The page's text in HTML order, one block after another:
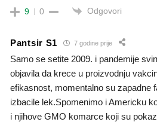
9 0 Odgovori
Pantsir S1 7 godine prije
Samo se setite 2009. i pandemije
objavila da krece u proizvodnju
efikasnost, momentalno su zapadne
izbacile lek.Spomenimo i Americku
i njihove GMO komarce koji su